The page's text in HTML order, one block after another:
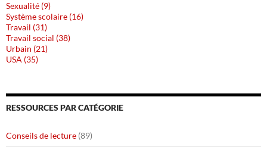
Sexualité (9)
Système scolaire (16)
Travail (31)
Travail social (38)
Urbain (21)
USA (35)
RESSOURCES PAR CATÉGORIE
Conseils de lecture (89)